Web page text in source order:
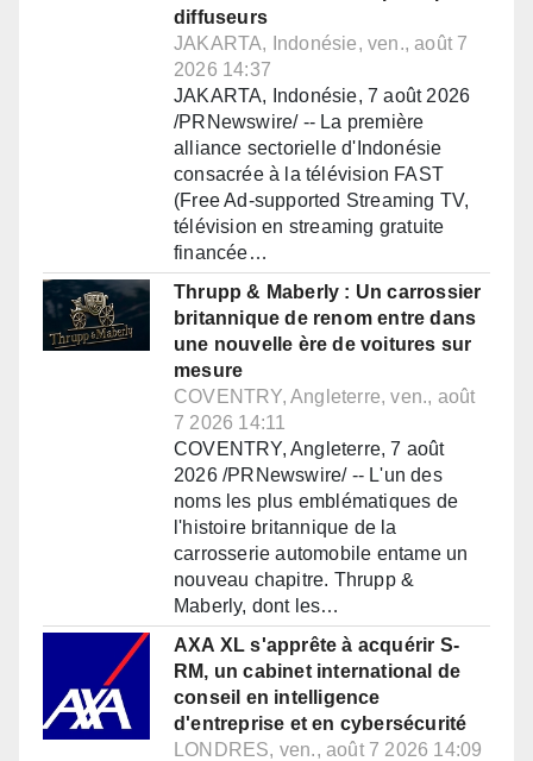
diffuseurs
JAKARTA, Indonésie, ven., août 7
2026 14:37
JAKARTA, Indonésie, 7 août 2026
/PRNewswire/ -- La première
alliance sectorielle d'Indonésie
consacrée à la télévision FAST
(Free Ad-supported Streaming TV,
télévision en streaming gratuite
financée…
Thrupp & Maberly : Un carrossier
britannique de renom entre dans
une nouvelle ère de voitures sur
mesure
COVENTRY, Angleterre, ven., août
7 2026 14:11
COVENTRY, Angleterre, 7 août
2026 /PRNewswire/ -- L'un des
noms les plus emblématiques de
l'histoire britannique de la
carrosserie automobile entame un
nouveau chapitre. Thrupp &
Maberly, dont les…
AXA XL s'apprête à acquérir S-
RM, un cabinet international de
conseil en intelligence
d'entreprise et en cybersécurité
LONDRES, ven., août 7 2026 14:09